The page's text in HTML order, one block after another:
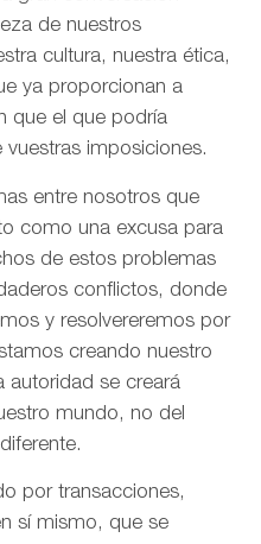
de nuestros
cultura, nuestra ética,
ya proporcionan a
que el que podría
imposiciones.
entre nosotros que
como una excusa para
de estos problemas
conflictos, donde
y resolvereremos por
creando nuestro
autoridad se creará
mundo, no del
por transacciones,
sí mismo, que se